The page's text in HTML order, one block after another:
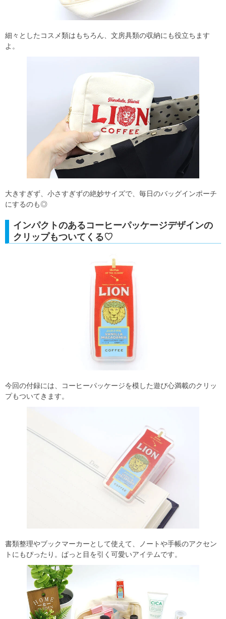
細々としたコスメ類はもちろん、文房具類の収納にも役立ちます
よ。
大きすぎず、小さすぎずの絶妙サイズで、毎日のバッグインポーチ
にするのも◎
インパクトのあるコーヒーパッケージデザインの
クリップもついてくる♡
今回の付録には、コーヒーパッケージを模した遊び心満載のクリッ
プもついてきます。
書類整理やブックマーカーとして使えて、ノートや手帳のアクセン
トにもぴったり。ぱっと目を引く可愛いアイテムです。